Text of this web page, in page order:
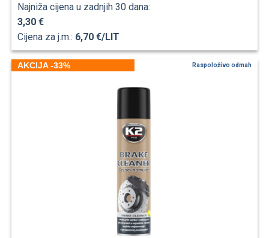
Najniža cijena u zadnjih 30 dana:
3,30 €
Cijena za j.m.: 6,70 €/LIT
AKCIJA -33% Raspoloživo odmah